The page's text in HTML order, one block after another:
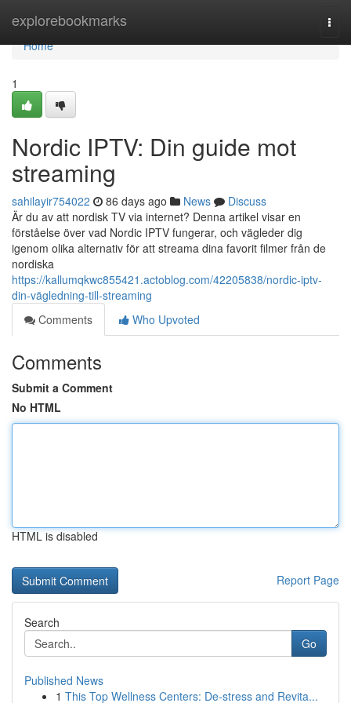
explorebookmarks
Home
Home
1
Nordic IPTV: Din guide mot
streaming
sahilayir754022 86 days ago News
Discuss
Är du av att nordisk TV via internet? Denna artikel visar en
förståelse över vad Nordic IPTV fungerar, och vägleder dig
igenom olika alternativ för att streama dina favorit filmer från de
nordiska
https://kallumqkwc855421.actoblog.com/42205838/nordic-iptv-
din-vägledning-till-streaming
Comments
Who Upvoted
Comments
Submit a Comment
No HTML
HTML is disabled
Report Page
Search
Go
Published News
1 This Top Wellness Centers: De-stress and Revita...